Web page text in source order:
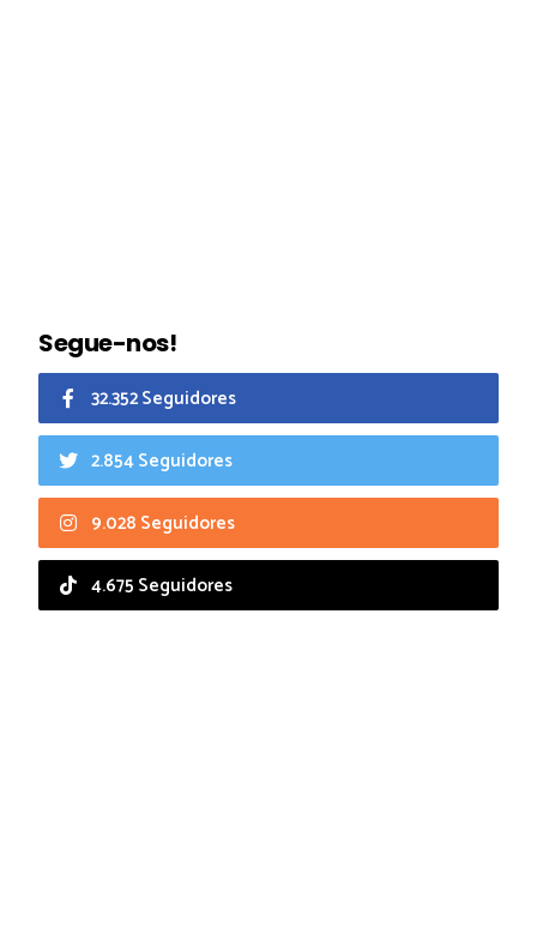
Segue-nos!
32.352 Seguidores
2.854 Seguidores
9.028 Seguidores
4.675 Seguidores